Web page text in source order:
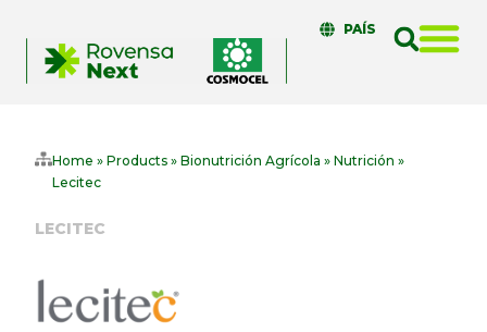
PAÍS
Home » Products» Bionutrición Agrícola » Nutrición »
Lecitec
LECITEC